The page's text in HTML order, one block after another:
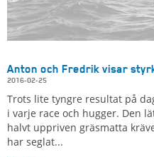
Anton och Fredrik visar
2016-02-25
Trots lite tyngre resultat på
i varje race och hugger. Den
halvt uppriven gräsmatta
har seglat...